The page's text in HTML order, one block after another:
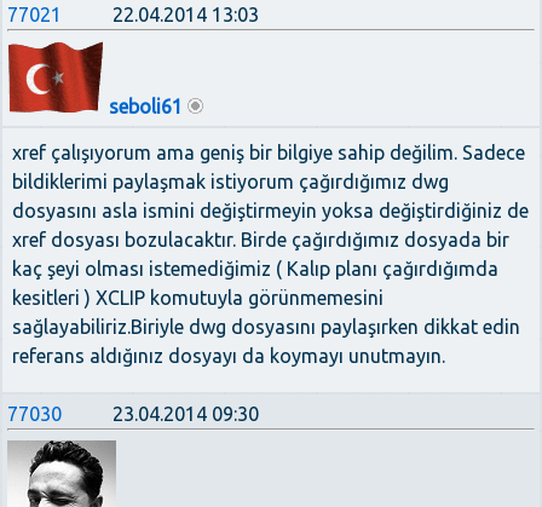
77021 22.04.2014 13:03
seboli61
xref çalışıyorum ama geniş bir bilgiye sahip değilim. Sadece
bildiklerimi paylaşmak istiyorum çağırdığımız dwg
dosyasını asla ismini değiştirmeyin yoksa değiştirdiğiniz de
xref dosyası bozulacaktır. Birde çağırdığımız dosyada bir
kaç şeyi olması istemediğimiz ( Kalıp planı çağırdığımda
kesitleri ) XCLIP komutuyla görünmemesini
sağlayabiliriz.Biriyle dwg dosyasını paylaşırken dikkat edin
referans aldığınız dosyayı da koymayı unutmayın.
77030 23.04.2014 09:30